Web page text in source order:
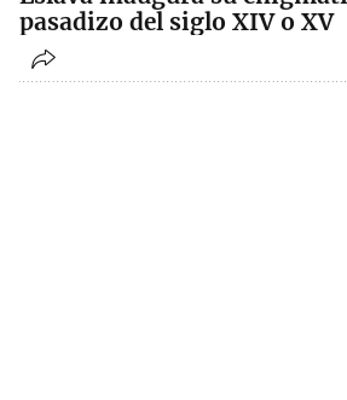
pasadizo del siglo XIV o XV